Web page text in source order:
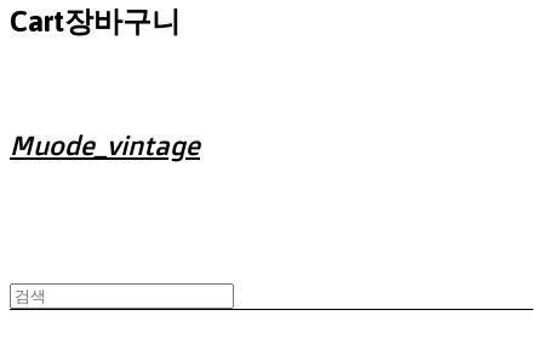
Cart장바구니
Muode_vintage